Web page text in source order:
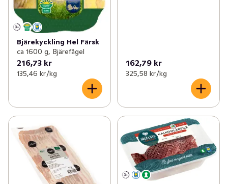
Bjärekyckling Hel Färsk
ca 1600 g, Bjärefågel
216,73 kr
135,46 kr /kg
162,79 kr
325,58 kr /kg